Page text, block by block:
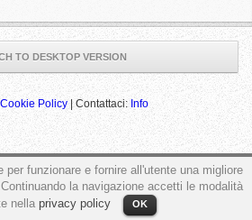
TO DESKTOP VERSION
Policy | Contattaci: Info
funzionare e fornire all'utente una migliore
la navigazione accetti le modalità
nella privacy policy OK